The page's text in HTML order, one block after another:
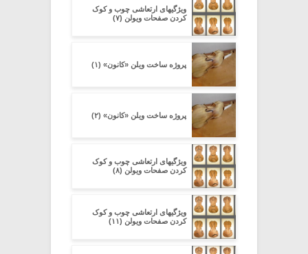
ویژگیهای ارتعاشی چوب و کوک
کردن صفحات ویولن (۷)
پروژه ساخت ویلن «کانون» (۱)
پروژه ساخت ویلن «کانون» (۲)
ویژگیهای ارتعاشی چوب و کوک
کردن صفحات ویولن (۸)
ویژگیهای ارتعاشی چوب و کوک
کردن صفحات ویولن (۱۱)